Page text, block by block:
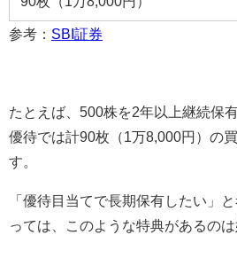
参考： SBI証券
たとえば、500株を2年以上継続保
優待では計90枚（1万8,000円）の
す。
「優待目当てで長期保有したい」
っては、このような特典があるのは